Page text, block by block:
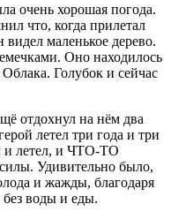
очень хорошая погода.
что, когда прилетал
маленькое дерево.
Оно находилось
Голубок и сейчас
отдохнул на нём два
летел три года и три
и летел, и ЧТО-ТО
Удивительно было,
и жажды, благодаря
без воды и еды.